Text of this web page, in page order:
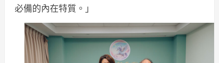
必備的內在特質。」